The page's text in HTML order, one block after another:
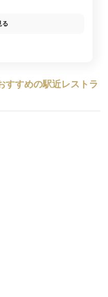
る
すすめの駅近レストラ